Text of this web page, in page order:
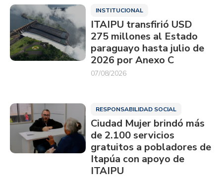
INSTITUCIONAL
ITAIPU transfirió USD
275 millones al Estado
paraguayo hasta julio de
2026 por Anexo C
07/08/2026
RESPONSABILIDAD SOCIAL
Ciudad Mujer brindó más
de 2.100 servicios
gratuitos a pobladores de
Itapúa con apoyo de
ITAIPU